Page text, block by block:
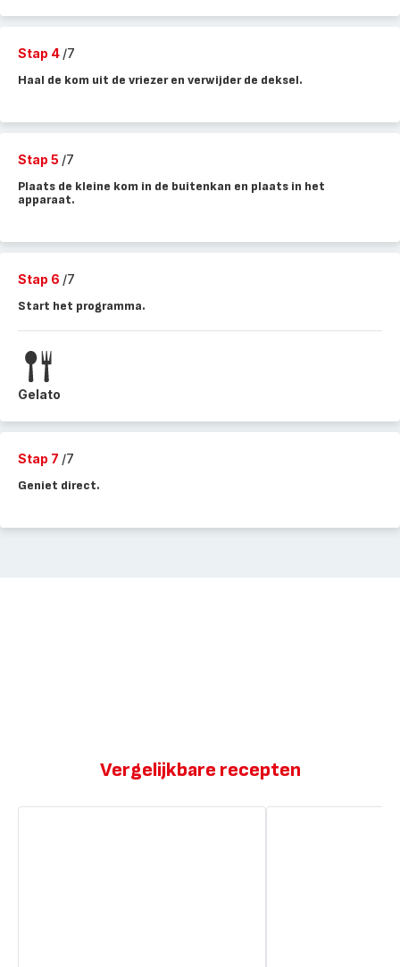
Stap 4 /7
Haal de kom uit de vriezer en verwijder de deksel.
Stap 5 /7
Plaats de kleine kom in de buitenkan en plaats in het
apparaat.
Stap 6 /7
Start het programma.
Gelato
Stap 7 /7
Geniet direct.
Vergelijkbare recepten